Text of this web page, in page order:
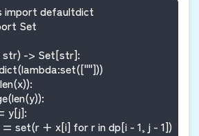
import defaultdict
Set
str) -> Set[str]:
y[j]:
j] = set(r + x[i] for r in dp[i - 1, j - 1])